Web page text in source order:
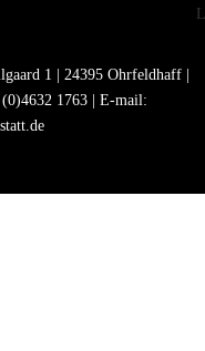
1 | 24395 Ohrfeldhaff |
1763 | E-mail: